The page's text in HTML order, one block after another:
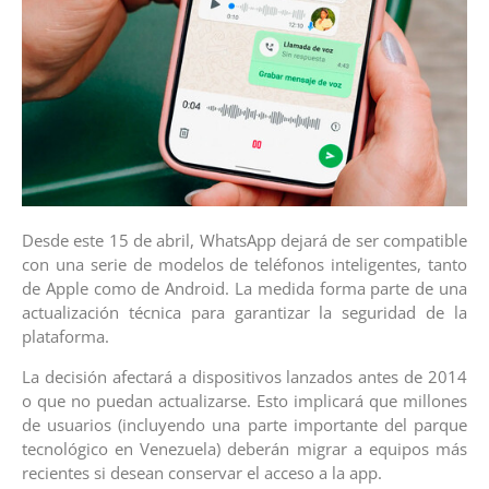
Desde este 15 de abril, WhatsApp dejará de ser compatible
con una serie de modelos de teléfonos inteligentes, tanto
de Apple como de Android. La medida forma parte de una
actualización técnica para garantizar la seguridad de la
plataforma.
La decisión afectará a dispositivos lanzados antes de 2014
o que no puedan actualizarse. Esto implicará que millones
de usuarios (incluyendo una parte importante del parque
tecnológico en Venezuela) deberán migrar a equipos más
recientes si desean conservar el acceso a la app.